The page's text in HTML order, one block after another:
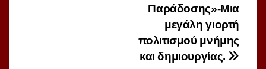
Παράδοσης»-Μια
μεγάλη γιορτή
πολιτισμού μνήμης
και δημιουργίας.